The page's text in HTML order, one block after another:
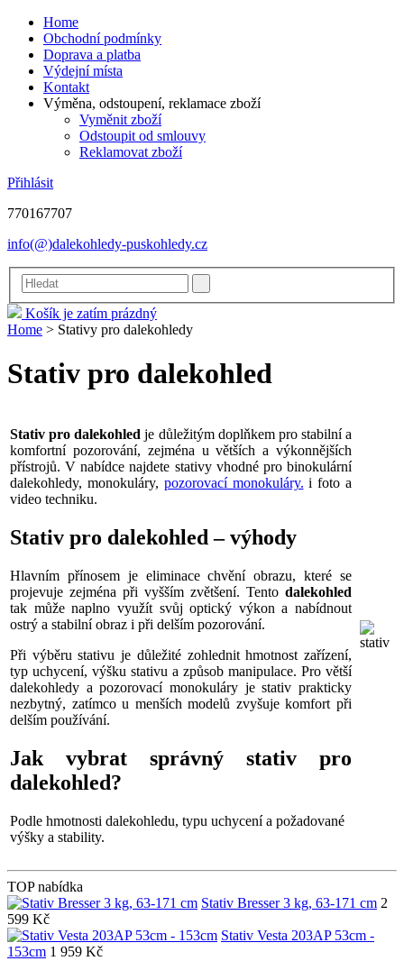
Home
Obchodní podmínky
Doprava a platba
Výdejní místa
Kontakt
Výměna, odstoupení, reklamace zboží
Vyměnit zboží
Odstoupit od smlouvy
Reklamovat zboží
Přihlásit
770167707
info(@)dalekohledy-puskohledy.cz
Košík je zatím prázdný
Home > Stativy pro dalekohledy
Stativ pro dalekohled
Stativ pro dalekohled je důležitým doplňkem pro stabilní a
komfortní pozorování, zejména u větších a výkonnějších
přístrojů. V nabídce najdete stativy vhodné pro binokulární
dalekohledy, monokuláry, pozorovací monokuláry. i foto a
video techniku.
Stativ pro dalekohled – výhody
Hlavním přínosem je eliminace chvění obrazu, které se
projevuje zejména při vyšším zvětšení. Tento dalekohled
tak může naplno využít svůj optický výkon a nabídnout
ostrý a stabilní obraz i při delším pozorování.
Při výběru stativu je důležité zohlednit hmotnost zařízení,
typ uchycení, výšku stativu a způsob manipulace. Pro větší
dalekohledy a pozorovací monokuláry je stativ prakticky
nezbytný, zatímco u menších modelů zvyšuje komfort při
delším používání.
Jak vybrat správný stativ pro
dalekohled?
Podle hmotnosti dalekohledu, typu uchycení a požadované
výšky a stability.
TOP nabídka
Stativ Bresser 3 kg, 63-171 cm 2
599 Kč
Stativ Vesta 203AP 53cm -
153cm 1 959 Kč